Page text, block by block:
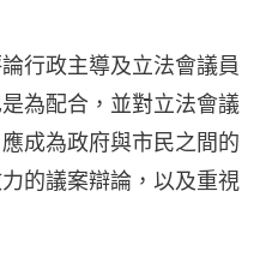
行政主導及立法會議員
為配合，並對立法會議
成為政府與市民之間的
的議案辯論，以及重視